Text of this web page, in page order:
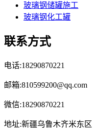
玻璃钢储罐施工
玻璃钢化工罐
联系方式
电话:18290870221
邮箱:810599200@qq.com
微信:18290870221
地址:新疆乌鲁木齐米东区